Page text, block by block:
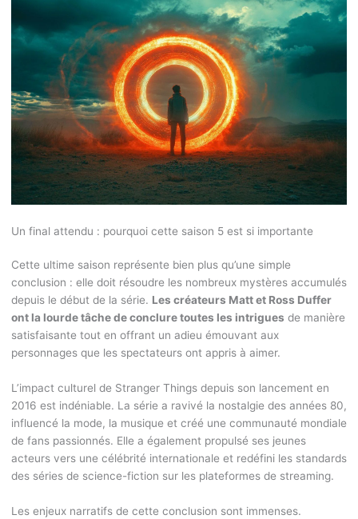
Un final attendu : pourquoi cette saison 5 est si importante
Cette ultime saison représente bien plus qu’une simple
conclusion : elle doit résoudre les nombreux mystères accumulés
depuis le début de la série. Les créateurs Matt et Ross Duffer
ont la lourde tâche de conclure toutes les intrigues de manière
satisfaisante tout en offrant un adieu émouvant aux
personnages que les spectateurs ont appris à aimer.
L’impact culturel de Stranger Things depuis son lancement en
2016 est indéniable. La série a ravivé la nostalgie des années 80,
influencé la mode, la musique et créé une communauté mondiale
de fans passionnés. Elle a également propulsé ses jeunes
acteurs vers une célébrité internationale et redéfini les standards
des séries de science-fiction sur les plateformes de streaming.
Les enjeux narratifs de cette conclusion sont immenses.